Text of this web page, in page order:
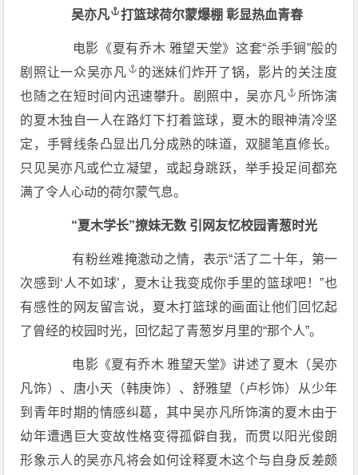
吴亦凡 打篮球荷尔蒙爆棚 彰显热血青春
电影《夏有乔木 雅望天堂》这套“杀手锏”般的
剧照让一众吴亦凡
的迷妹们炸开了锅，影片的关注度
也随之在短时间内迅速攀升。剧照中， 吴亦凡
所饰演
的夏木独自一人在路灯下打着篮球，夏木的眼神清冷坚
定，手臂线条凸显出几分成熟的味道，双腿笔直修长。
只见吴亦凡或伫立凝望，或起身跳跃，举手投足间都充
满了令人心动的荷尔蒙气息。
“夏木学长”撩妹无数 引网友忆校园青葱时光
有粉丝难掩激动之情，表示“活了二十年，第一
次感到‘人不如球’，夏木让我变成你手里的篮球吧！”也
有感性的网友留言说，夏木打篮球的画面让他们回忆起
了曾经的校园时光，回忆起了青葱岁月里的“那个人”。
电影《夏有乔木 雅望天堂》讲述了夏木（吴亦
凡饰）、唐小天（韩庚饰）、舒雅望（卢杉饰）从少年
到青年时期的情感纠葛，其中吴亦凡所饰演的夏木由于
幼年遭遇巨大变故性格变得孤僻自我，而贯以阳光俊朗
形象示人的吴亦凡将会如何诠释夏木这个与自身反差颇